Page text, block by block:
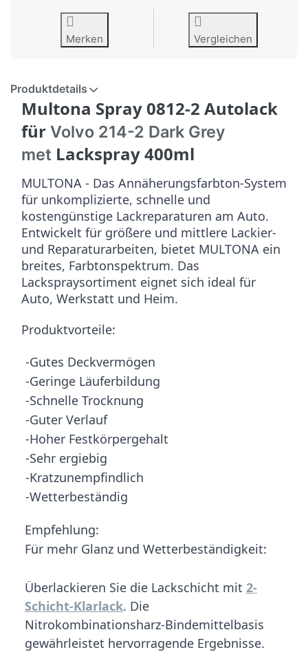
Merken Vergleichen
Produktdetails
Multona Spray 0812-2 Autolack
für Volvo 214-2 Dark Grey
met Lackspray 400ml
MULTONA - Das Annäherungsfarbton-System
für unkomplizierte, schnelle und
kostengünstige Lackreparaturen am Auto.
Entwickelt für größere und mittlere Lackier-
und Reparaturarbeiten, bietet MULTONA ein
breites, Farbtonspektrum. Das
Lackspraysortiment eignet sich ideal für
Auto, Werkstatt und Heim.
Produktvorteile:
-Gutes Deckvermögen
-Geringe Läuferbildung
-Schnelle Trocknung
-Guter Verlauf
-Hoher Festkörpergehalt
-Sehr ergiebig
-Kratzunempfindlich
-Wetterbeständig
Empfehlung:
Für mehr Glanz und Wetterbeständigkeit:
Überlackieren Sie die Lackschicht mit 2-
Schicht-Klarlack. Die
Nitrokombinationsharz-Bindemittelbasis
gewährleistet hervorragende Ergebnisse.